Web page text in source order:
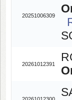
20251006309
20261012391